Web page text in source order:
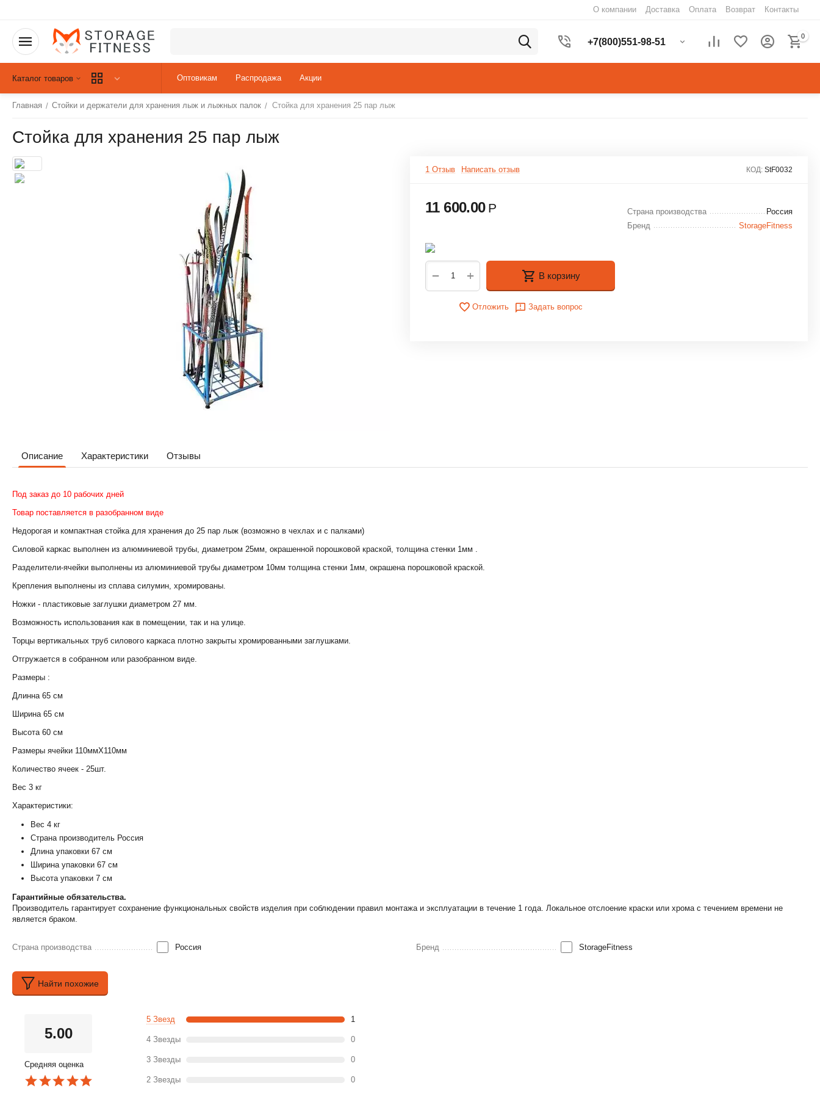
О компании Доставка Оплата Возврат Контакты
+7(800)551-98-51
0
Каталог товаров Оптовикам Распродажа Акции
Главная / Стойки и держатели для хранения лыж и лыжных палок / Стойка для хранения 25 пар лыж
Стойка для хранения 25 пар лыж
1 Отзыв Написать отзыв КОД: StF0032
11 600.00 Р
+
− В корзину
Отложить Задать вопрос
Страна производства
Россия
Бренд
StorageFitness
Описание Характеристики Отзывы
Под заказ до 10 рабочих дней
Товар поставляется в разобранном виде
Недорогая и компактная стойка для хранения до 25 пар лыж (возможно в чехлах и с палками)
Силовой каркас выполнен из алюминиевой трубы, диаметром 25мм, окрашенной порошковой краской, толщина стенки 1мм .
Разделители-ячейки выполнены из алюминиевой трубы диаметром 10мм толщина стенки 1мм, окрашена порошковой краской.
Крепления выполнены из сплава силумин, хромированы.
Ножки - пластиковые заглушки диаметром 27 мм.
Возможность использования как в помещении, так и на улице.
Торцы вертикальных труб силового каркаса плотно закрыты хромированными заглушками.
Отгружается в собранном или разобранном виде.
Размеры :
Длинна 65 см
Ширина 65 см
Высота 60 см
Размеры ячейки 110ммХ110мм
Количество ячеек - 25шт.
Вес 3 кг
Характеристики:
Вес 4 кг
Страна производитель Россия
Длина упаковки 67 см
Ширина упаковки 67 см
Высота упаковки 7 см
Гарантийные обязательства.
Производитель гарантирует сохранение функциональных свойств изделия при соблюдении правил монтажа и эксплуатации в течение 1 года. Локальное отслоение краски или хрома с течением времени не
является браком.
Страна производства Россия Бренд StorageFitness
Найти похожие
5.00
Средняя оценка
5 Звезд 1
4 Звезды 0
3 Звезды 0
2 Звезды 0